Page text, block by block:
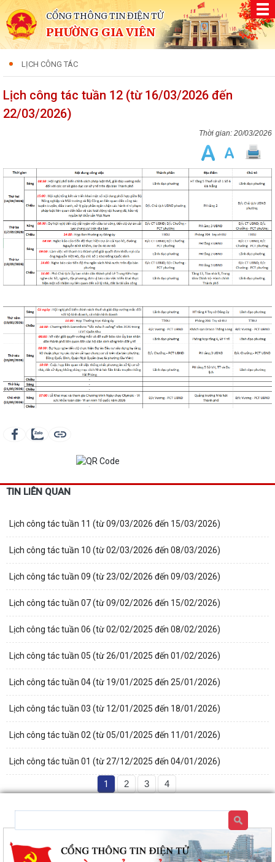
CỔNG THÔNG TIN ĐIỆN TỬ
PHƯỜNG GIA VIÊN
LỊCH CÔNG TÁC
Lịch công tác tuần 12 (từ 16/03/2026 đến
22/03/2026)
20/03/2026
TIN LIÊN QUAN
Lịch công tác tuần 11 (từ 09/03/2026 đến 15/03/2026)
Lịch công tác tuần 10 (từ 02/03/2026 đến 08/03/2026)
Lịch công tác tuần 09 (từ 23/02/2026 đến 09/03/2026)
Lịch công tác tuần 07 (từ 09/02/2026 đến 15/02/2026)
Lịch công tác tuần 06 (từ 02/02/2025 đến 08/02/2026)
Lịch công tác tuần 05 (từ 26/01/2025 đến 01/02/2026)
Lịch công tác tuần 04 (từ 19/01/2025 đến 25/01/2026)
Lịch công tác tuần 03 (từ 12/01/2025 đến 18/01/2026)
Lịch công tác tuần 02 (từ 05/01/2025 đến 11/01/2026)
Lịch công tác tuần 01 (từ 27/12/2025 đến 04/01/2026)
1 2 3 4